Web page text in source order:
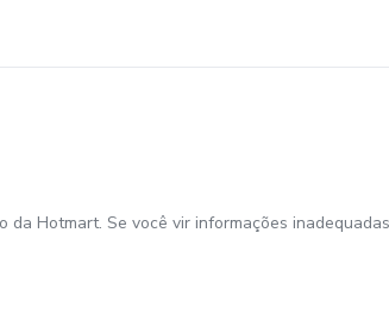
Hotmart. Se você vir informações